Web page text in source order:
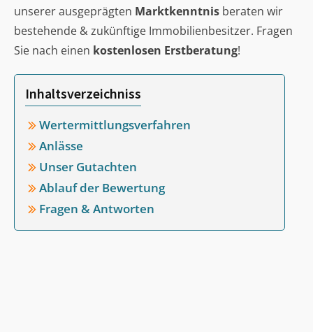
unserer ausgeprägten Marktkenntnis beraten wir
bestehende & zukünftige Immobilienbesitzer. Fragen
Sie nach einen kostenlosen Erstberatung!
Inhaltsverzeichniss
Wertermittlungsverfahren
Anlässe
Unser Gutachten
Ablauf der Bewertung
Fragen & Antworten